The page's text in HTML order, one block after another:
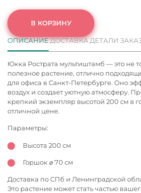
В КОРЗИНУ
ОПИСАНИЕДОСТАВКАДЕТАЛИ
Юкка Рострата мультиштамб — это не
полезное растение, отлично
для офиса в Санкт-Петербурге. Оно
воздух и создает уютную атмосферу.
крепкий экземпляр высотой 200 см в
отличной цене.
Параметры:
Высота 200 см
Горшок ⌀ 70 см
Доставка по СПб и Ленинградской
Это растение может стать частью